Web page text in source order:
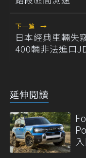
下一篇 →
日本經典車輛失
400輛非法進口
延伸閱讀